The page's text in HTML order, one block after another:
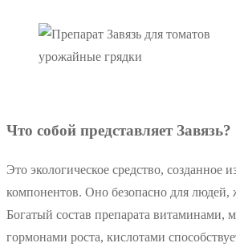
урожайные грядки
Что собой представляет Завязь?
Это экологическое средство, созданное
компонентов. Оно безопасно для людей,
Богатый состав препарата витаминами,
гормонами роста, кислотами